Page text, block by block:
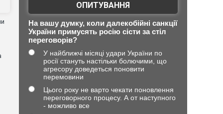
ОПИТУВАННЯ
На вашу думку, коли далекобійні санкції
України примусять росію сісти за стіл
переговорів?
У найближчі місяці удари України по
росії стануть настільки болючими, що
агресору доведеться поновити
перемовини
Цього року не варто чекати поновлення
переговорного процесу. А от наступного
- можливо все